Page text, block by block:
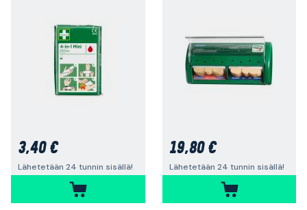
3,40 €
Lähetetään 24 tunnin sisällä!
19,80 €
Lähetetään 24 tunnin sisällä!